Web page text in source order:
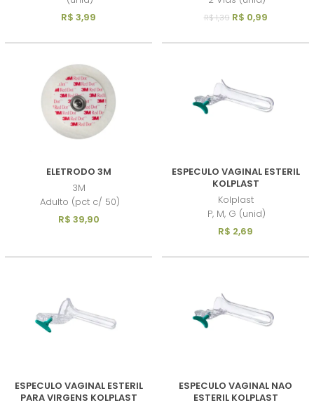
R$ 3,99
R$ 1,39 R$ 0,99
ELETRODO 3M
3M
Adulto (pct c/ 50)
R$ 39,90
ESPECULO VAGINAL ESTERIL
KOLPLAST
Kolplast
P, M, G (unid)
R$ 2,69
ESPECULO VAGINAL ESTERIL
PARA VIRGENS KOLPLAST
ESPECULO VAGINAL NAO
ESTERIL KOLPLAST